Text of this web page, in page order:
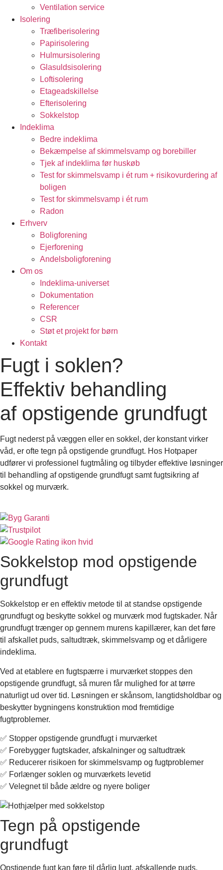
Ventilation service
Isolering
Træfiberisolering
Papirisolering
Hulmursisolering
Glasuldsisolering
Loftisolering
Etageadskillelse
Efterisolering
Sokkelstop
Indeklima
Bedre indeklima
Bekæmpelse af skimmelsvamp og borebiller
Tjek af indeklima før huskøb
Test for skimmelsvamp i ét rum + risikovurdering af
boligen
Test for skimmelsvamp i ét rum
Radon
Erhverv
Boligforening
Ejerforening
Andelsboligforening
Om os
Indeklima-universet
Dokumentation
Referencer
CSR
Støt et projekt for børn
Kontakt
Fugt i soklen?
Effektiv behandling
af opstigende grundfugt
Fugt nederst på væggen eller en sokkel, der konstant virker
våd, er ofte tegn på opstigende grundfugt. Hos Hotpaper
udfører vi professionel fugtmåling og tilbyder effektive løsninger
til behandling af opstigende grundfugt samt fugtsikring af
sokkel og murværk.
Sokkelstop mod opstigende
grundfugt
Sokkelstop er en effektiv metode til at standse opstigende
grundfugt og beskytte sokkel og murværk mod fugtskader. Når
grundfugt trænger op gennem murens kapillærer, kan det føre
til afskallet puds, saltudtræk, skimmelsvamp og et dårligere
indeklima.
Ved at etablere en fugtspærre i murværket stoppes den
opstigende grundfugt, så muren får mulighed for at tørre
naturligt ud over tid. Løsningen er skånsom, langtidsholdbar og
beskytter bygningens konstruktion mod fremtidige
fugtproblemer.
✅ Stopper opstigende grundfugt i murværket
✅ Forebygger fugtskader, afskalninger og saltudtræk
✅ Reducerer risikoen for skimmelsvamp og fugtproblemer
✅ Forlænger soklen og murværkets levetid
✅ Velegnet til både ældre og nyere boliger
Tegn på opstigende
grundfugt
Opstigende fugt kan føre til dårlig lugt, afskallende puds,